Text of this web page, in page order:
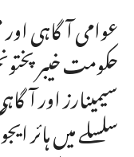
عوامی آگاہی
حکومت خیبر
سیمینارز اور
سلسلے میں ہائر